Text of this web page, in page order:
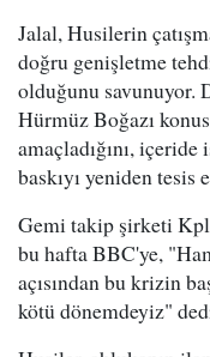
Jalal, Husilerin
doğru genişletme
olduğunu savunuyor.
Hürmüz Boğazı
amaçladığını,
baskıyı yeniden
Gemi takip şirketi
bu hafta BBC'ye,
açısından bu krizin
kötü dönemdeyiz"